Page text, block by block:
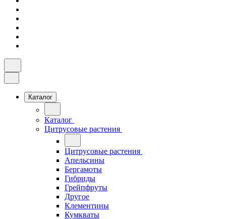
Каталог
Каталог
Цитрусовые растения
Цитрусовые растения
Апельсины
Бергамоты
Гибриды
Грейпфруты
Другое
Клементины
Кумкваты